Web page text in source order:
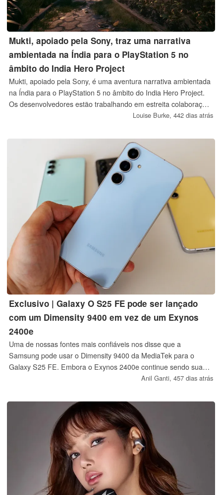
Mukti, apoiado pela Sony, traz uma narrativa
ambientada na Índia para o PlayStation 5 no
âmbito do India Hero Project
Mukti, apoiado pela Sony, é uma aventura narrativa ambientada
na Índia para o PlayStation 5 no âmbito do India Hero Project.
Os desenvolvedores estão trabalhando em estreita colaboração
com o PlayStation para implementar a háptica DualSense e os
jogabilidade.
Louise Burke, 442 dias atrás
Exclusivo | Galaxy O S25 FE pode ser lançado
com um Dimensity 9400 em vez de um Exynos
2400e
Uma de nossas fontes mais confiáveis nos disse que a
Samsung pode usar o Dimensity 9400 da MediaTek para o
Galaxy S25 FE. Embora o Exynos 2400e continue sendo sua
primeira opção, o SoC da MediaTek poderá ser usado se a
suficientes a tempo.
Anil Ganti, 457 dias atrás